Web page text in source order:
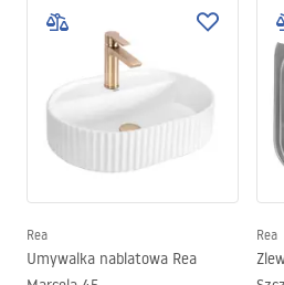
Rea
Umywalka nablatowa Rea
Rea